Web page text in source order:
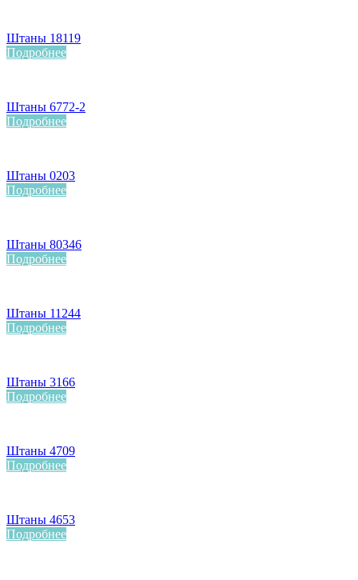
Штаны 18119
Подробнее
Штаны 6772-2
Подробнее
Штаны 0203
Подробнее
Штаны 80346
Подробнее
Штаны 11244
Подробнее
Штаны 3166
Подробнее
Штаны 4709
Подробнее
Штаны 4653
Подробнее